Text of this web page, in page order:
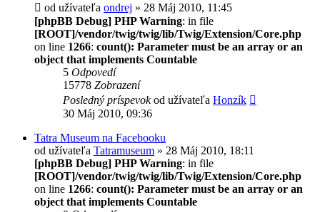
od užívateľa ondrej » 28 Máj 2010, 11:45
[phpBB Debug] PHP Warning: in file
[ROOT]/vendor/twig/twig/lib/Twig/Extension/Core.php
on line 1266: count(): Parameter must be an array or an
object that implements Countable
5 Odpovedí
15778 Zobrazení
Posledný príspevokod užívateľa Honzík
30 Máj 2010, 09:36
Tatra Museum na Facebooku
od užívateľa Tatramuseum » 28 Máj 2010, 18:11
[phpBB Debug] PHP Warning: in file
[ROOT]/vendor/twig/twig/lib/Twig/Extension/Core.php
on line 1266: count(): Parameter must be an array or an
object that implements Countable